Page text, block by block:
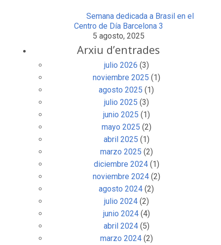
Semana dedicada a Brasil en el
Centro de Día Barcelona 3
5 agosto, 2025
Arxiu d’entrades
julio 2026 (3)
noviembre 2025 (1)
agosto 2025 (1)
julio 2025 (3)
junio 2025 (1)
mayo 2025 (2)
abril 2025 (1)
marzo 2025 (2)
diciembre 2024(1)
noviembre 2024(2)
agosto 2024 (2)
julio 2024(2)
junio 2024(4)
abril 2024(5)
marzo 2024(2)